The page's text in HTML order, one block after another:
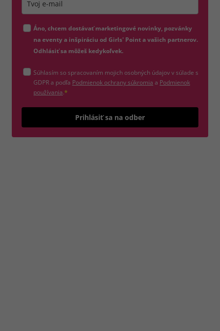
Áno, chcem dostávať marketingové novinky, pozvánky
na eventy a inšpiráciu od Girls' Point a vašich partnerov.
Odhlásiť sa môžeš kedykoľvek.
Súhlasím so spracovaním mojich osobných údajov v súlade s
GDPR a podľa Podmienok ochrany súkromia (otvorí sa v novom okne)
a Podmienok
používania(otvorí sa v novom okne)
.*
Prihlásiť sa na odber